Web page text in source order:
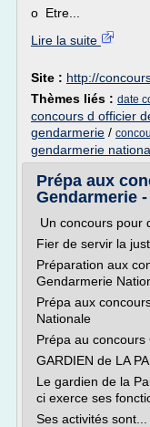
o Etre...
Lire la suite
Site : http://
Thèmes liés : date
concours d officier
gendarmerie /
gendarmerie
Prépa aux
Gendarmerie
Un concours pour
Fier de servir la
Préparation aux
Gendarmerie
Prépa aux
Nationale
Prépa au
GARDIEN de LA
Le gardien de la
ci exerce ses
Ses activités sont...